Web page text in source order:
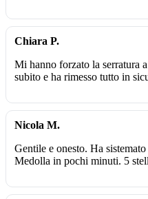
Chiara P.
Mi hanno forzato la serratura
subito e ha rimesso tutto in
Nicola M.
Gentile e onesto. Ha
Medolla in pochi minuti. 5